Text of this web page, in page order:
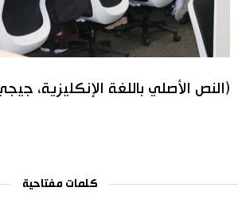
(النص الأصلي باللغة الإنكليزية،
كلمات مفتاحية